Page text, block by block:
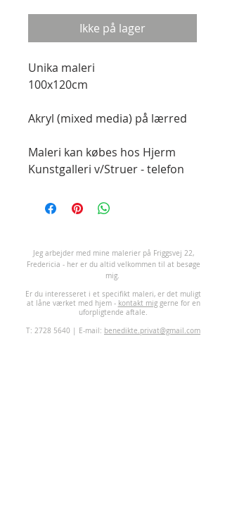
Ikke på lager
Unika maleri
100x120cm
Akryl (mixed media) på lærred
Maleri kan købes hos Hjerm
Kunstgalleri v/Struer - telefon
https://hjerm-kunstgalleri.dk/
eg arbejder med mine malerier på Friggsvej 22,
Fredericia - her er du altid velkommen til at besøge
mig.
Er du interesseret i et specifikt maleri, er det muligt
at låne værket med hjem - kontakt miggerne for en
uforpligtende aftale.
T: 2728 5640 | E-mail: benedikte.privat@gmail.com